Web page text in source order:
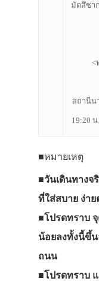
มัตสึซา
<
สถานีน
19:20
■หมายเหตุ
■วันเดินทางจ
ที่ใส่สบาย ง่า
■โปรดทราบ
น้อยลงทั้งนี้ขึ้
ถนน
■โปรดทราบ